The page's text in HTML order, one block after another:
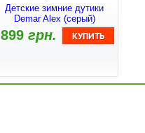
Детские зимние дутики
Demar Alex (серый)
899грн.